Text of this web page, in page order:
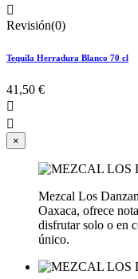

Revisión(0)
Tequila Herradura Blanco 70 cl
41,50 €


×
Mezcal Los
Oaxaca, ofrece
disfrutar solo o en
único.